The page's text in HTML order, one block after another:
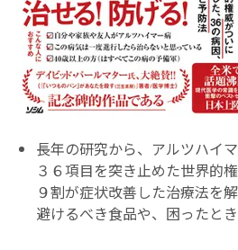
長年の研究から、アルツハイ
３６項目を突き止めた世界的
９割が症状改善した治療法を
避けるべき食品や、困ったと